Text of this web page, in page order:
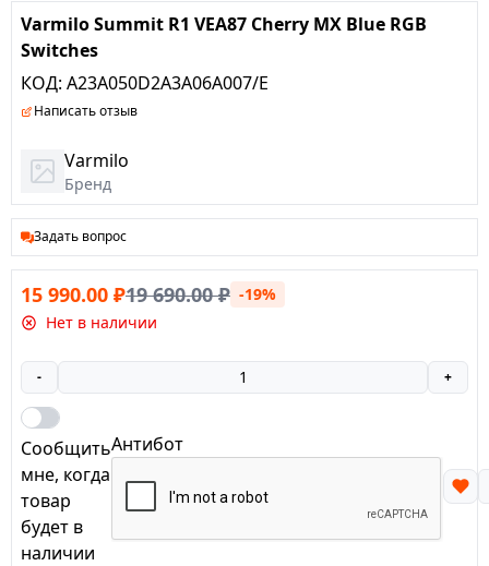
Varmilo Summit R1 VEA87 Cherry MX Blue RGB
Switches
КОД: A23A050D2A3A06A007/E
Написать отзыв
Varmilo
Бренд
Задать вопрос
15 990.00 ₽19 690.00₽ -19%
Нет в наличии
- +
Сообщить
мне, когда
товар
будет в
наличии
Антибот